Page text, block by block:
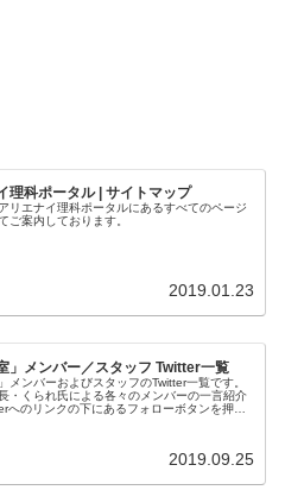
理科ポータル | サイトマップ
リエナイ理科ポータルにあるすべてのページ
ご案内しております。
2019.01.23
」メンバー／スタッフ Twitter一覧
メンバーおよびスタッフのTwitter一覧です。
・くられ氏による各々のメンバーの一言紹介
へのリンクの下にあるフォローボタンを押す
2019.09.25